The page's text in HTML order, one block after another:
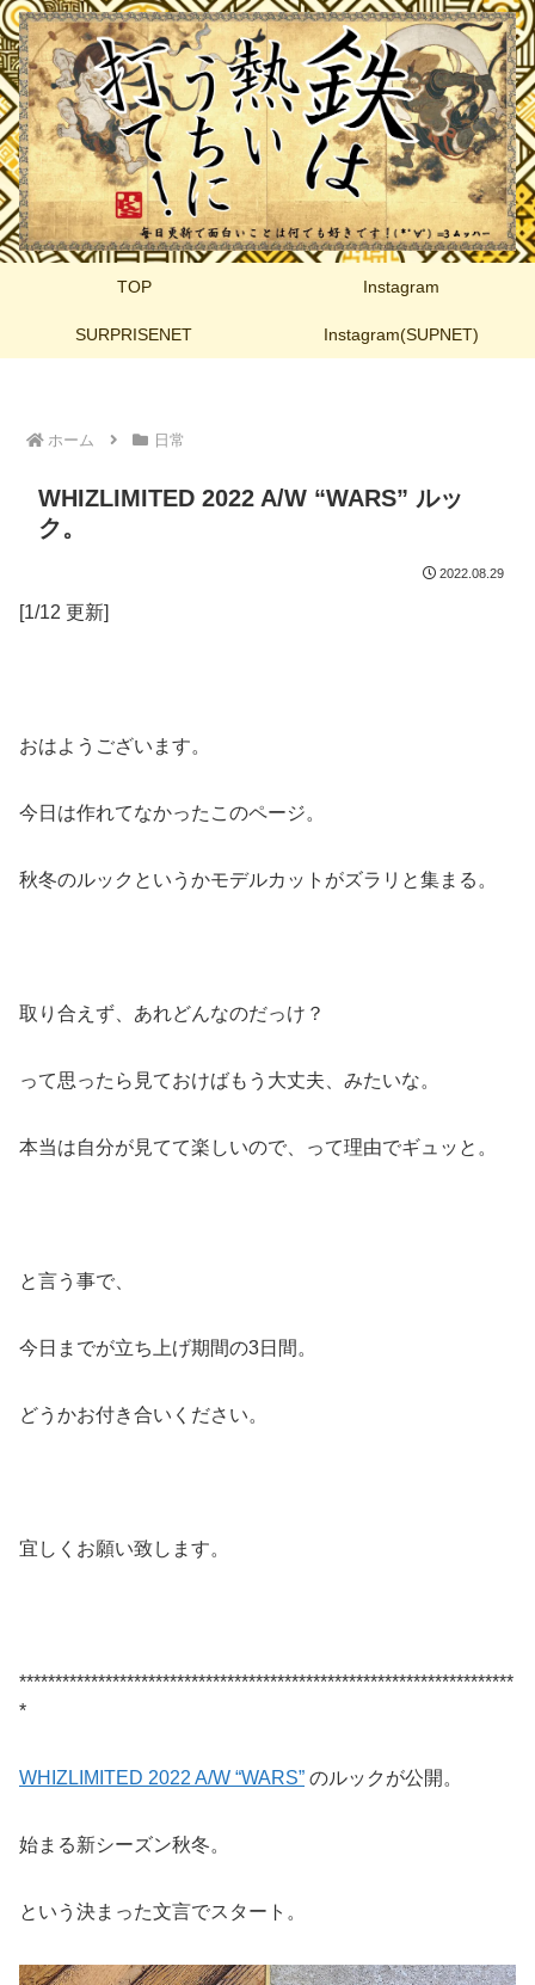
TOP Instagram
SURPRISENET Instagram(SUPNET)
ホーム 日常
WHIZLIMITED 2022 A/W “WARS” ルッ
ク。
2022.08.29
[1/12 更新]
おはようございます。
今日は作れてなかったこのページ。
秋冬のルックというかモデルカットがズラリと集まる。
取り合えず、あれどんなのだっけ？
って思ったら見ておけばもう大丈夫、みたいな。
本当は自分が見てて楽しいので、って理由でギュッと。
と言う事で、
今日までが立ち上げ期間の3日間。
どうかお付き合いください。
宜しくお願い致します。
*********************************************************************
*
WHIZLIMITED 2022 A/W “WARS” のルックが公開。
始まる新シーズン秋冬。
という決まった文言でスタート。